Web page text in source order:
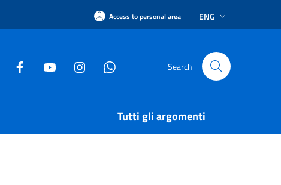
Access to personal area ENG
Search
Tutti gli argomenti